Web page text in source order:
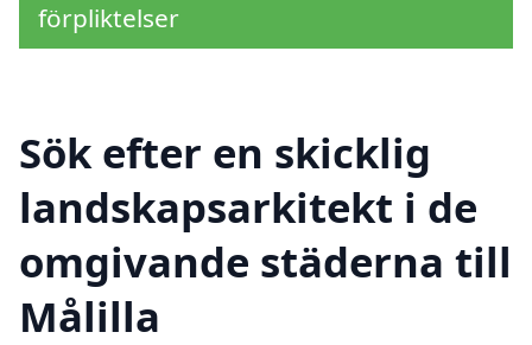
förpliktelser
Sök efter en skicklig
landskapsarkitekt i de
omgivande städerna till
Målilla